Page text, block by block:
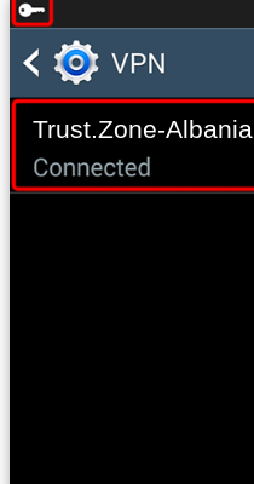
Trust.Zone-Albania